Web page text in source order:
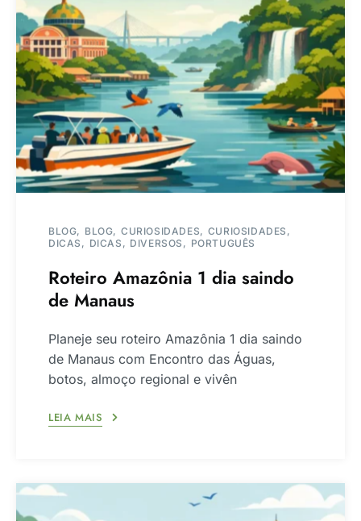
BLOG BLOG CURIOSIDADES
CURIOSIDADES
DICAS
DICAS DIVERSOS PORTUGUÊS
Roteiro Amazônia 1 dia saindo
de Manaus
Planeje seu roteiro Amazônia 1 dia saindo
de Manaus com Encontro das Águas,
botos, almoço regional e vivên
LEIA MAIS